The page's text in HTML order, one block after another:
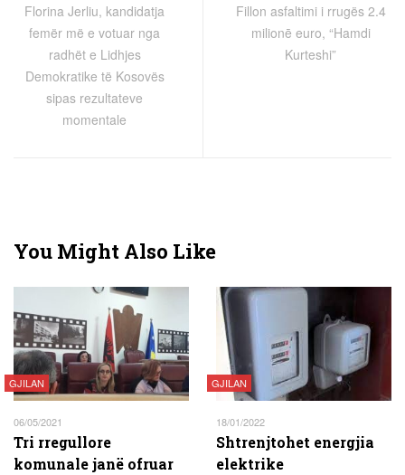
Florina Jerliu, kandidatja
femër më e votuar nga
radhët e Lidhjes
Demokratike të Kosovës
sipas rezultateve
momentale
Fillon asfaltimi i rrugës 2.4
milionē euro, “Hamdi
Kurteshi”
You Might Also Like
GJILAN
06/05/2021
Tri rregullore
komunale janë ofruar
GJILAN
18/01/2022
Shtrenjtohet energjia
elektrike